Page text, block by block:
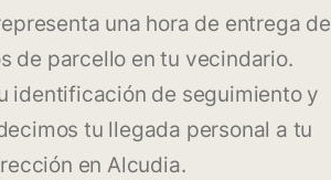
una hora de entrega de
de parcello en tu vecindario.
identificación de seguimiento y
tu llegada personal a tu
en Alcudia.